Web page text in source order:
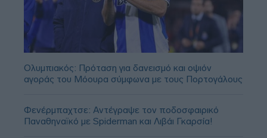
Ολυμπιακός: Πρόταση για δανεισμό και οψιόν
αγοράς του Μόουρα σύμφωνα με τους Πορτογάλους
Φενέρμπαχτσε: Αντέγραψε τον ποδοσφαιρικό
Παναθηναϊκό με Spiderman και Λιβάι Γκαρσία!